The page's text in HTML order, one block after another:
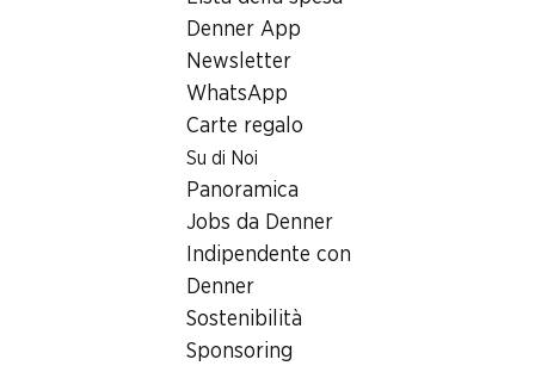
Denner App
Newsletter
WhatsApp
Carte regalo
Su di Noi
Panoramica
Jobs da Denner
Indipendente con
Denner
Sostenibilità
Sponsoring
1034972
Altri clienti hanno acquistato